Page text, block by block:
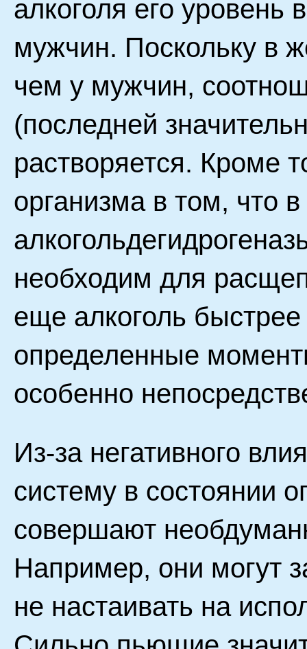
алкоголя его
мужчин. Поскольку в
чем у мужчин,
(последней
растворяется. Кроме
организма в том, что
необходим для
еще алкоголь быстрее
определенные
особенно
Из-за негативного
систему в состоянии
совершают
Например, они могут
не настаивать на